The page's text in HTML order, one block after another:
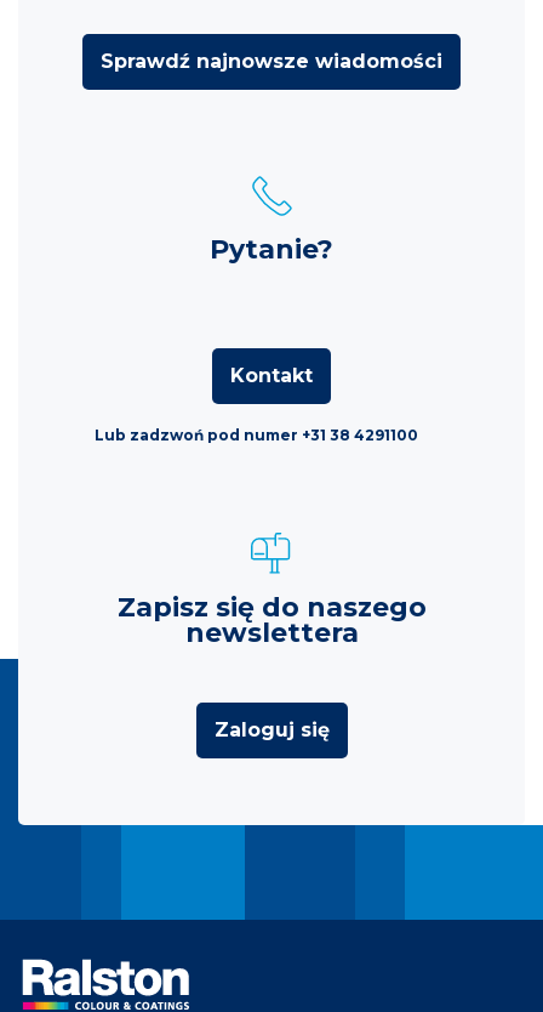
Sprawdź najnowsze wiadomości
Pytanie?
Kontakt
Lub zadzwoń pod numer +31 38 4291100
Zapisz się do naszego
newslettera
Zaloguj się